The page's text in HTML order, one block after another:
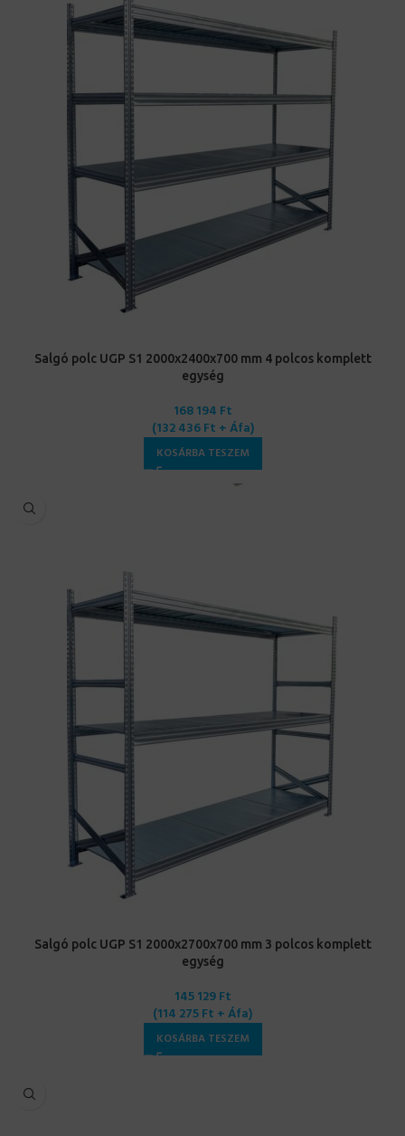
Salgó polc UGP S1 2000x2400x700 mm 4 polcos komplett
egység
168 194 Ft
(132 436Ft + Áfa)
KOSÁRBA TESZEM
Salgó polc UGP S1 2000x2700x700 mm 3 polcos komplett
egység
145 129Ft
(114 275Ft + Áfa)
KOSÁRBA TESZEM